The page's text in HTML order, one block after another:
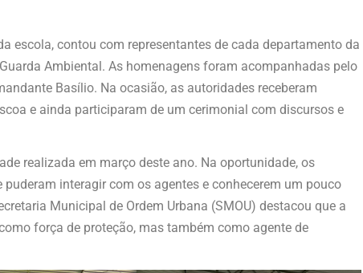
escola, contou com representantes de cada departamento da
Ambiental. As homenagens foram acompanhadas pelo
Basílio. Na ocasião, as autoridades receberam
e ainda participaram de um cerimonial com discursos e
realizada em março deste ano. Na oportunidade, os
interagir com os agentes e conhecerem um pouco
Municipal de Ordem Urbana (SMOU) destacou que a
força de proteção, mas também como agente de